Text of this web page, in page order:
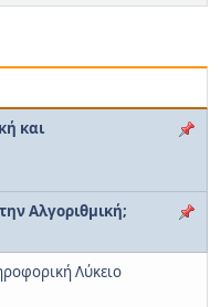
και
Αλγοριθμική;
Λύκειο